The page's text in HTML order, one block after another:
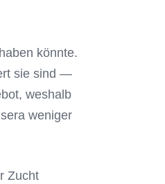
könnte.
sie sind —
weshalb
weniger
Zucht